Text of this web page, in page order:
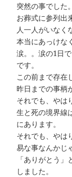
突然の事でした。
お葬式に参列出
人一人がいなく
本当にあっけな
涙。。涙の1日
です。
この前まで存在
昨日までの事柄
それでも、やは
生と死の境界線
にあります。
それでも、やは
易な事なんかじ
「ありがとう
しました。